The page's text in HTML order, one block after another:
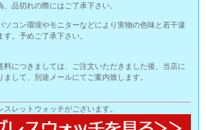
品切れの際にはご了承下さい。
コン環境やモニターなどにより実物の色味と若干違
。予めご了承下さい。
料につきましては、ご注文いただきました後、当店に
して、別途メールにてご案内致します。
レットウォッチがございます。